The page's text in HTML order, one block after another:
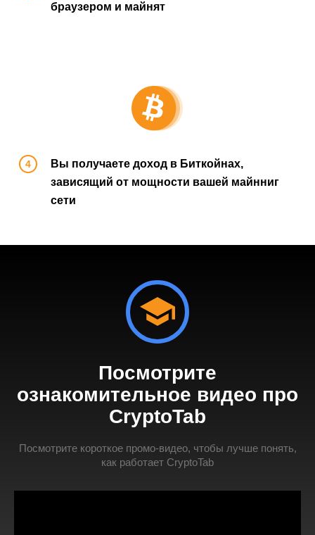
браузером и майнят
Вы получаете доход в Биткойнах,
зависящий от мощности вашей майнниг
сети
Посмотрите
ознакомительное видео про
CryptoTab
Посмотрите короткое промо-видео, чтобы лучше понять,
как работает CryptoTab